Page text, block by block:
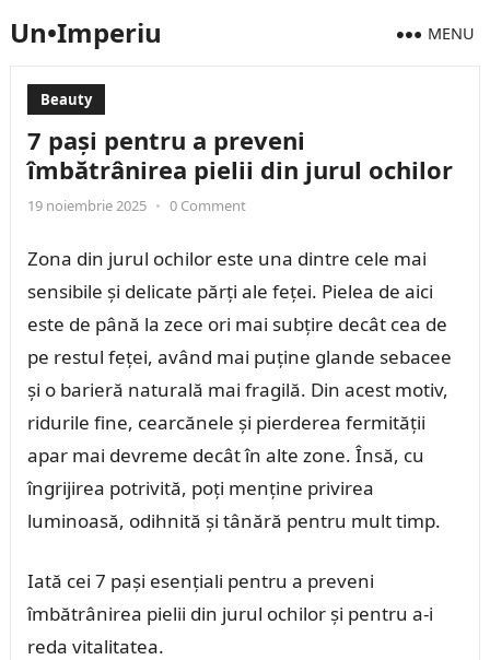
Un•Imperiu MENU
Beauty
7 pași pentru a preveni
îmbătrânirea pielii din jurul ochilor
19 noiembrie 2025 • 0 Comment
Zona din jurul ochilor este una dintre cele mai
sensibile și delicate părți ale feței. Pielea de aici
este de până la zece ori mai subțire decât cea de
pe restul feței, având mai puține glande sebacee
și o barieră naturală mai fragilă. Din acest motiv,
ridurile fine, cearcănele și pierderea fermității
apar mai devreme decât în alte zone. Însă, cu
îngrijirea potrivită, poți menține privirea
luminoasă, odihnită și tânără pentru mult timp.
Iată cei 7 pași esențiali pentru a preveni
îmbătrânirea pielii din jurul ochilor și pentru a-i
reda vitalitatea.